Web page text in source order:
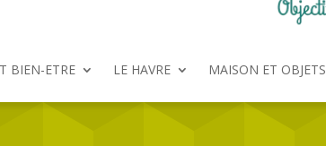
BIEN-ETRE LE HAVRE MAISON ET OBJETS